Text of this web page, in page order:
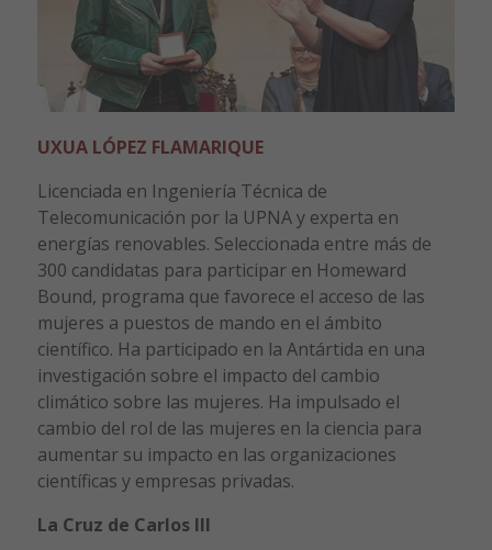
UXUA LÓPEZ FLAMARIQUE
Licenciada en Ingeniería Técnica de
Telecomunicación por la UPNA y experta en
energías renovables. Seleccionada entre más de
300 candidatas para participar en Homeward
Bound, programa que favorece el acceso de las
mujeres a puestos de mando en el ámbito
científico. Ha participado en la Antártida en una
investigación sobre el impacto del cambio
climático sobre las mujeres. Ha impulsado el
cambio del rol de las mujeres en la ciencia para
aumentar su impacto en las organizaciones
científicas y empresas privadas.
La Cruz de Carlos III